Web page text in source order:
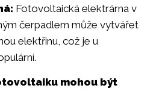
Fotovoltaická elektrárna v
čerpadlem může vytvářet
elektřinu, což je u
mohou být